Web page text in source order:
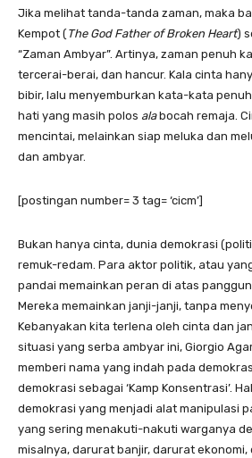
Jika melihat tanda-tanda zaman, maka
Kempot (The God Father of Broken Heart)
“Zaman Ambyar”. Artinya, zaman penuh
tercerai-berai, dan hancur. Kala cinta
bibir, lalu menyemburkan kata-kata
hati yang masih polos alabocah remaja.
mencintai, melainkan siap meluka dan
dan ambyar.
[postingan number= 3 tag= ‘cicm’]
Bukan hanya cinta, dunia demokrasi
remuk-redam. Para aktor politik, atau
pandai memainkan peran di atas
Mereka memainkan janji-janji, tanpa
Kebanyakan kita terlena oleh cinta dan
situasi yang serba ambyar ini, Giorgio
memberi nama yang indah pada
demokrasi sebagai ‘Kamp Konsentrasi’.
demokrasi yang menjadi alat manipulasi
yang sering menakuti-nakuti warganya
misalnya, darurat banjir, darurat